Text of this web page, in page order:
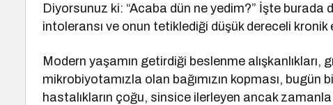
Diyorsunuz ki: “Acaba dün ne yedim?” İşte
intoleransı ve onun tetiklediği düşük dereceli
Modern yaşamın getirdiği beslenme alışkanlıkları,
mikrobiyotamızla olan bağımızın kopması,
hastalıkların çoğu, sinsice ilerleyen ancak